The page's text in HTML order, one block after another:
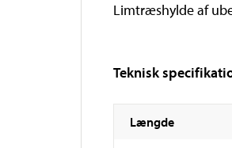
Limtræshylde af
Teknisk
Længde